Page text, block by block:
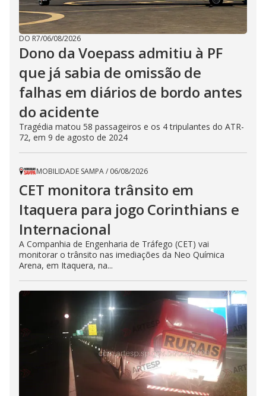
DO R7/06/08/2026
Dono da Voepass admitiu à PF
que já sabia de omissão de
falhas em diários de bordo antes
do acidente
Tragédia matou 58 passageiros e os 4 tripulantes do ATR-
72, em 9 de agosto de 2024
MOBILIDADE SAMPA/ 06/08/2026
CET monitora trânsito em
Itaquera para jogo Corinthians e
Internacional
A Companhia de Engenharia de Tráfego (CET) vai
monitorar o trânsito nas imediações da Neo Química
Arena, em Itaquera, na...